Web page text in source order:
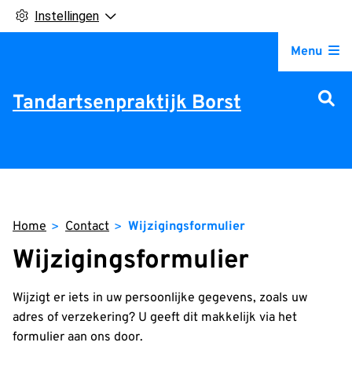
Instellingen
Tandartsenpraktijk Borst
Menu
Home Contact Wijzigingsformulier
Wijzigingsformulier
Wijzigt er iets in uw persoonlijke gegevens, zoals uw
adres of verzekering? U geeft dit makkelijk via het
formulier aan ons door.